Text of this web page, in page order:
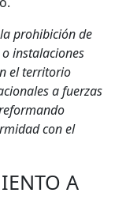
prohibición de
instalaciones
el territorio
a fuerzas
con el
A